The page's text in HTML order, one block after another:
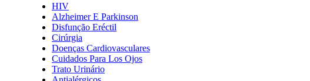
HIV
Alzheimer E Parkinson
Disfunção Eréctil
Cirúrgia
Doenças Cardiovasculares
Cuidados Para Los Ojos
Trato Urinário